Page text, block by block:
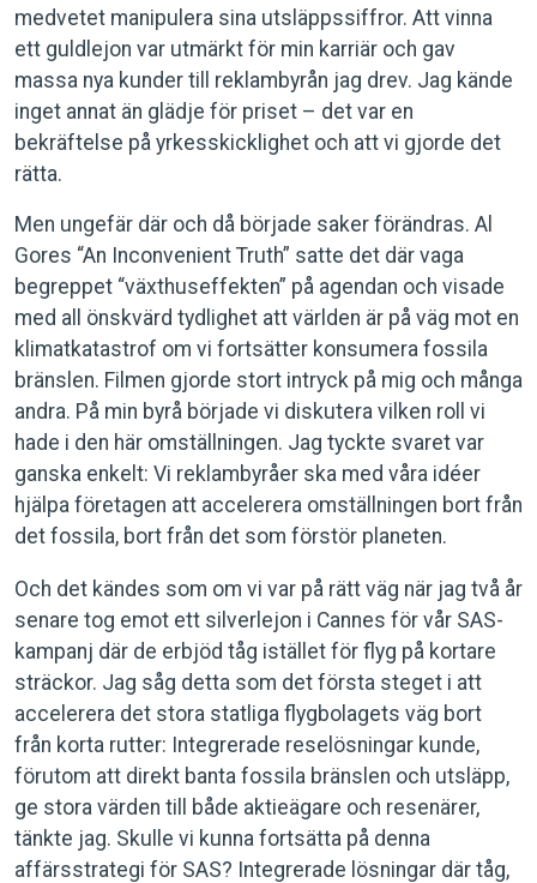
medvetet manipulera sina utsläppssiffror. Att vinna
ett guldlejon var utmärkt för min karriär och gav
massa nya kunder till reklambyrån jag drev. Jag kände
inget annat än glädje för priset – det var en
bekräftelse på yrkesskicklighet och att vi gjorde det
rätta.
Men ungefär där och då började saker förändras. Al
Gores “An Inconvenient Truth” satte det där vaga
begreppet “växthuseffekten” på agendan och visade
med all önskvärd tydlighet att världen är på väg mot en
klimatkatastrof om vi fortsätter konsumera fossila
bränslen. Filmen gjorde stort intryck på mig och många
andra. På min byrå började vi diskutera vilken roll vi
hade i den här omställningen. Jag tyckte svaret var
ganska enkelt: Vi reklambyråer ska med våra idéer
hjälpa företagen att accelerera omställningen bort från
det fossila, bort från det som förstör planeten.
Och det kändes som om vi var på rätt väg när jag två år
senare tog emot ett silverlejon i Cannes för vår SAS-
kampanj där de erbjöd tåg istället för flyg på kortare
sträckor. Jag såg detta som det första steget i att
accelerera det stora statliga flygbolagets väg bort
från korta rutter: Integrerade reselösningar kunde,
förutom att direkt banta fossila bränslen och utsläpp,
ge stora värden till både aktieägare och resenärer,
tänkte jag. Skulle vi kunna fortsätta på denna
affärsstrategi för SAS? Integrerade lösningar där tåg,